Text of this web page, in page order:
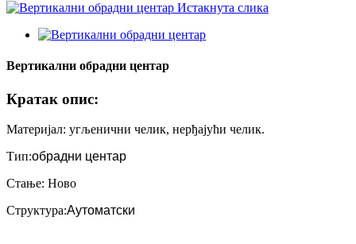
Вертикални обрадни центар
Кратак опис:
Материјал: угљенични челик, нерђајући челик.
Тип:обрадни центар
Стање: Ново
Структура:Аутоматски